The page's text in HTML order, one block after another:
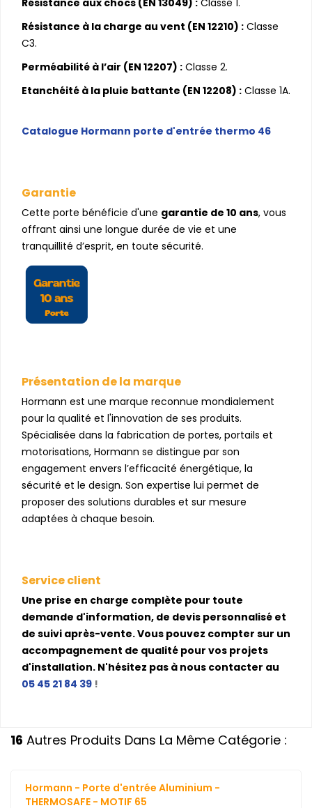
Résistance à la charge au vent (EN 12210) : Classe
C3.
Perméabilité à l’air (EN 12207) : Classe 2.
Etanchéité à la pluie battante (EN 12208) : Classe 1A.
Catalogue Hormann porte d'entrée thermo 46
Garantie
Cette porte bénéficie d'une garantie de 10 ans, vous
offrant ainsi une longue durée de vie et une
tranquillité d’esprit, en toute sécurité.
Présentation de la marque
Hormann est une marque reconnue mondialement
pour la qualité et l'innovation de ses produits.
Spécialisée dans la fabrication de portes, portails et
motorisations, Hormann se distingue par son
engagement envers l’efficacité énergétique, la
sécurité et le design. Son expertise lui permet de
proposer des solutions durables et sur mesure
adaptées à chaque besoin.
Service client
Une prise en charge complète pour toute
demande d'information, de devis personnalisé et
de suivi après-vente. Vous pouvez compter sur un
accompagnement de qualité pour vos projets
d'installation. N'hésitez pas à nous contacter au
05 45 21 84 39 !
16 Autres Produits Dans La Même Catégorie :
Hormann - Porte d'entrée Aluminium -
THERMOSAFE - MOTIF 65